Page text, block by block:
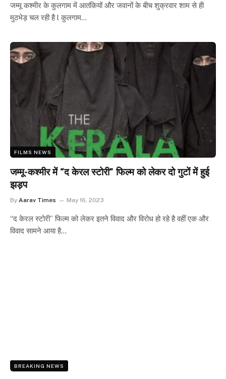
जम्मू कश्मीर के कुलगाम में आतंकियों और जवानों के बीच शुक्रवार शाम से ही
मुठभेड़ चल रही है l कुलगाम…
FILMS NEWS
जम्मू-कश्मीर में “द केरल स्टोरी” फिल्म को लेकर दो गुटों में हुई
झड़प
By Aarav Times May 16, 2023
“द केरल स्टोरी” फिल्म को लेकर इतने विवाद और विरोध हो रहे है वहीं एक और
विवाद सामने आया है…
BREAKING NEWS